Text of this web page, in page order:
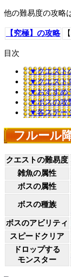
他の難易度の攻略
【究極】の攻略
目次
▼クエスト
▼クエスト
▼おすすめ
▼ボスの攻
▼各ステー
フルール
クエストの難易度
雑魚の属性
ボスの属性
ボスの種族
ボスのアビリティ
スピードクリア
ドロップする
モンスター